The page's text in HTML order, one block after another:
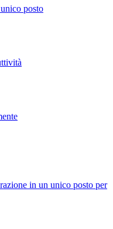
posto
in un unico posto per